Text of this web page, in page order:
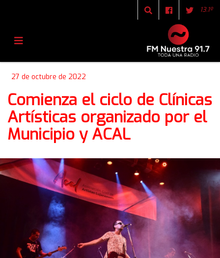
13.1º
27 de octubre de 2022
Comienza el ciclo de Clínicas
Artísticas organizado por el
Municipio y ACAL